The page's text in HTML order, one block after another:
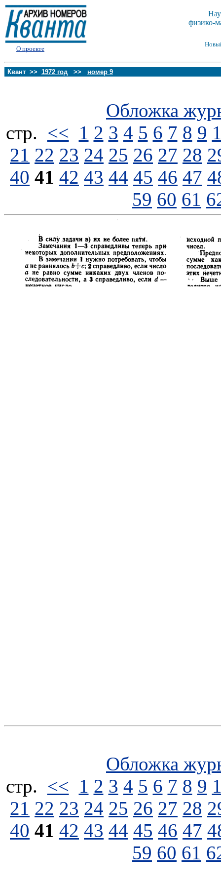
О проекте
физико-
Квант >> 1972 год >> номер 9
Обложка
стp. << 1 2 3 4 5 6 7 8 9
21 22 23 24 25 26 27 28
40 41 42 43 44 45 46 47
59 60 61
Обложка
стp. << 1 2 3 4 5 6 7 8 9
21 22 23 24 25 26 27 28
40 41 42 43 44 45 46 47
59 60 61